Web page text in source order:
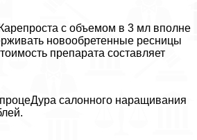
с объемом в 3 мл вполне
новообретенные ресницы
препарата составляет
салонного наращивания